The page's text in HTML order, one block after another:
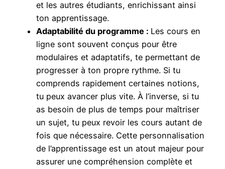
et les autres étudiants, enrichissant ainsi
ton apprentissage.
Adaptabilité du programme : Les cours en
ligne sont souvent conçus pour être
modulaires et adaptatifs, te permettant de
progresser à ton propre rythme. Si tu
comprends rapidement certaines notions,
tu peux avancer plus vite. À l’inverse, si tu
as besoin de plus de temps pour maîtriser
un sujet, tu peux revoir les cours autant de
fois que nécessaire. Cette personnalisation
de l’apprentissage est un atout majeur pour
assurer une compréhension complète et